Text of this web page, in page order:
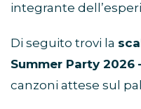
integrante
Di seguito trovi la
Summer Party 2026
canzoni attese sul